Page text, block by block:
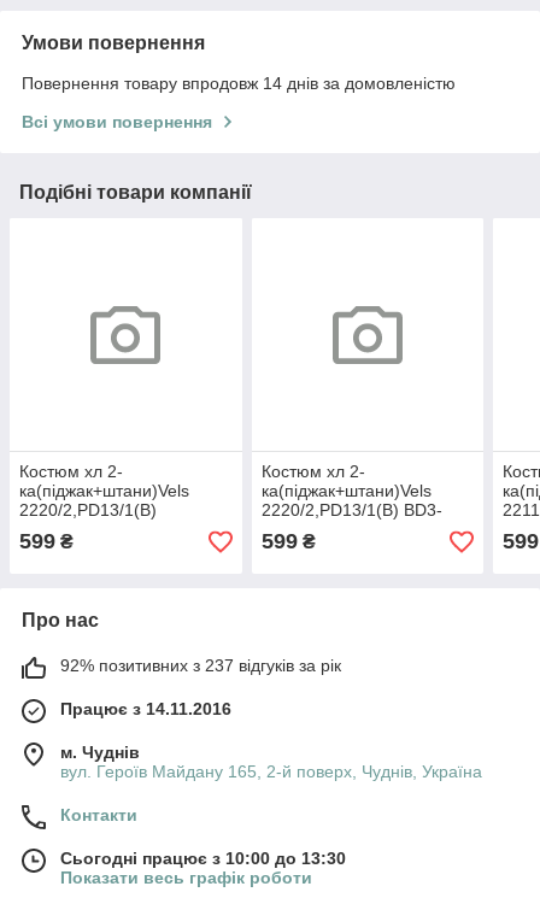
Умови повернення
Повернення товару впродовж 14 днів за домовленістю
Всі умови повернення
Подібні товари компанії
Костюм хл 2-
ка(піджак+штани)Vels
2220/2,PD13/1(В)
599 ₴
Костюм хл 2-
ка(піджак+штани)Vels
2220/2,PD13/1(В) BD3-
599₴ 599
Про нас
92% позитивних з 237 відгуків за рік
Працює з 14.11.2016
м. Чуднів
вул. Героїв Майдану 165, 2-й поверх, Чуднів, Україна
Контакти
Сьогодні працює з 10:00 до 13:30
Показати весь графік роботи